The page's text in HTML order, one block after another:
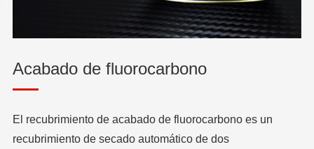
Acabado de fluorocarbono
El recubrimiento de acabado de fluorocarbono es un
recubrimiento de secado automático de dos